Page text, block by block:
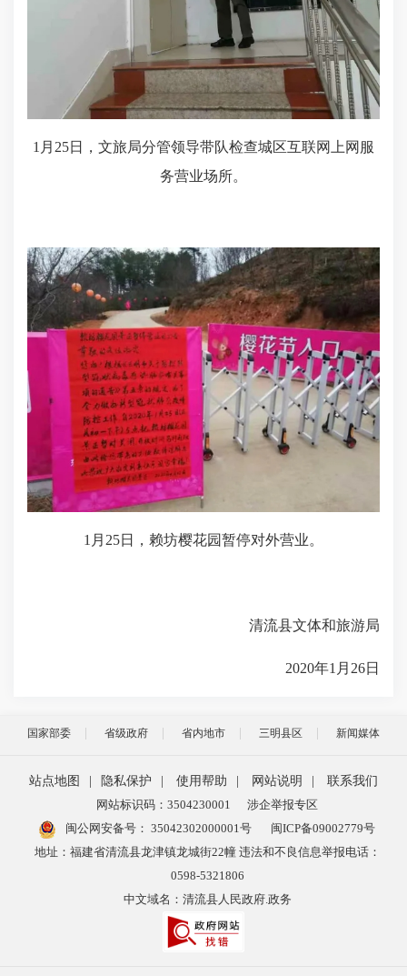
1 月 25日，文旅局分管领导带队检查城区互联网上网服
务营业场所。
1 月 25日，赖坊樱花园暂停对外营业。
清流县文体和旅游局
2020年1 月 26日
国家部委 省级政府 省内地市 三明县区 新闻媒体
站点地图 隐私保护 使用帮助 网站说明
联系我们
网站标识码：3504230001
涉企举报专区
闽公网安备号： 35042302000001号
闽ICP备09002779号
地址：福建省清流县龙津镇龙城街22幢 违法和不良信息举报电话：
0598-5321806
中文域名：清流县人民政府.政务